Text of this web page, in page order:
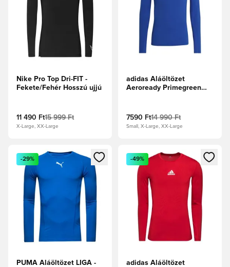
Nike Pro Top Dri-FIT -
Fekete/Fehér Hosszú ujjú
11 490 Ft15 999 Ft
X-Large, XX-Large
adidas Aláöltözet
Aeroready Primegreen
7590 Ft14 990 Ft
Small, X-Large, XX-Large
Megnyit egy modált a bejelentkezéshez vagy a tagként
-29%
PUMA Aláöltözet LIGA -
Megnyit egy modált a
-49%
adidas Aláöltözet